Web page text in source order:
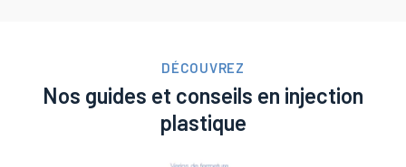
DÉCOUVREZ
Nos guides et conseils en injection
plastique